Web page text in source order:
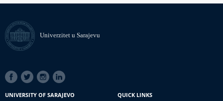
Univerzitet u Sarajevu
SOCIAL
LINKS
UNIVERSITY OF SARAJEVO
QUICK LINKS